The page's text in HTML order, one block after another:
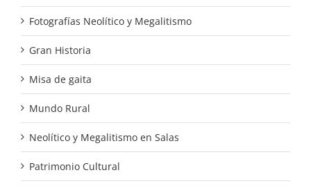
Fotografías Neolítico y Megalitismo
Gran Historia
Misa de gaita
Mundo Rural
Neolítico y Megalitismo en Salas
Patrimonio Cultural